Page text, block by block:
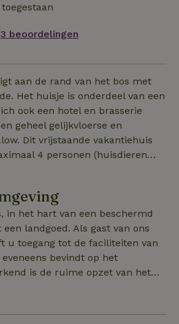
3 beoordelingen
aan de rand van het bos met
Het huisje is onderdeel van een
ook een hotel en brasserie
geheel gelijkvloerse en
Dit vrijstaande vakantiehuis
4 personen (huisdieren
heeft twee slaapkamers en
is voorzien van vele
grond: - Volledig ingerichte open
oven, afwasmachine,
voor koffie, servies,
4 personen. - Woonkamer met
aanwezig.- Slaapkamer met een
en wastafel. - Slaapkamer met
in het hart van een beschermd
landgoed. Als gast van ons
u toegang tot de faciliteiten van
bevindt op het
is de ruime opzet van het
en verschillende open
schitterende doorkijkjes naar bos